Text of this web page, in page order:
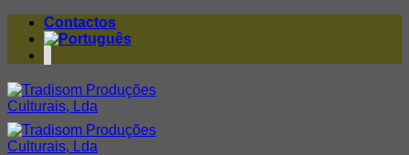
Skip
content
Contactos